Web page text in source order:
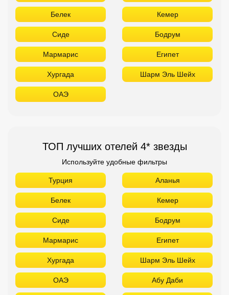
Белек Кемер
Сиде Бодрум
Мармарис Египет
Хургада Шарм Эль Шейх
ОАЭ
ТОП лучших отелей 4* звезды
Используйте удобные фильтры
Турция Аланья
Белек Кемер
Сиде Бодрум
Мармарис Египет
Хургада Шарм Эль Шейх
ОАЭ Абу Даби